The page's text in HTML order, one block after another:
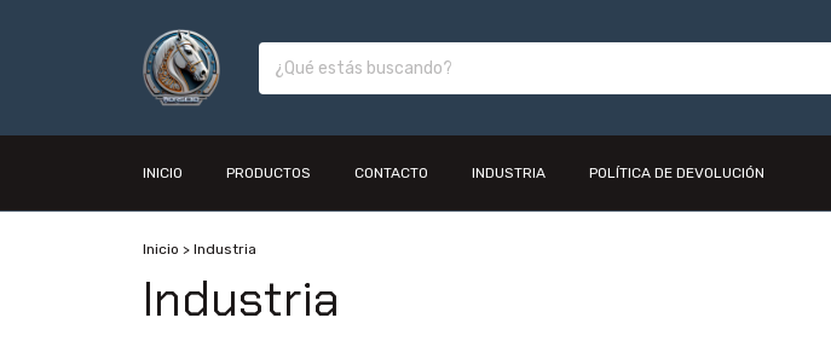
INICIO PRODUCTOS CONTACTO INDUSTRIA POLÍTICA DE DEVOLUCIÓN
Inicio > Industria
Industria